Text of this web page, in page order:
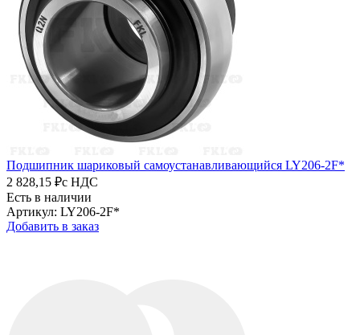
Подшипник шариковый самоустанавливающийся LY206-2F*
2 828,15 ₽с НДС
Есть в наличии
Артикул: LY206-2F*
Добавить в заказ